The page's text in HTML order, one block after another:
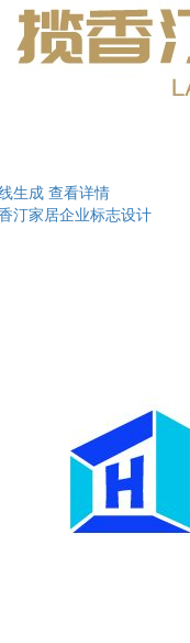
生成 查看详情
汀家居企业标志设计